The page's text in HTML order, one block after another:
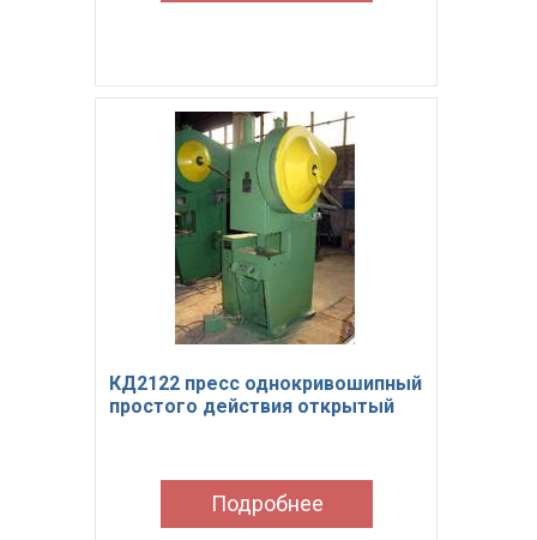
КД2122 пресс однокривошипный
простого действия открытый
Подробнее